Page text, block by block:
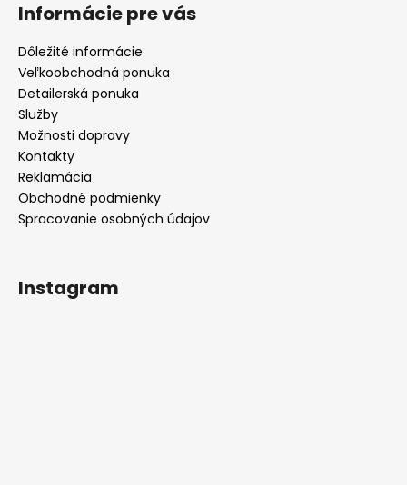
Informácie pre vás
Dôležité informácie
Veľkoobchodná ponuka
Detailerská ponuka
Služby
Možnosti dopravy
Kontakty
Reklamácia
Obchodné podmienky
Spracovanie osobných údajov
Instagram